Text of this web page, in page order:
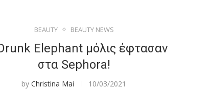
BEAUTY BEAUTY NEWS
Elephant μόλις έφτασαν
στα Sephora!
byChristina Mai 10/03/2021